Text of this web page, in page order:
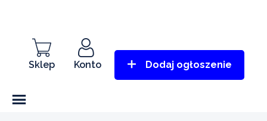
Sklep Konto Dodaj ogłoszenie